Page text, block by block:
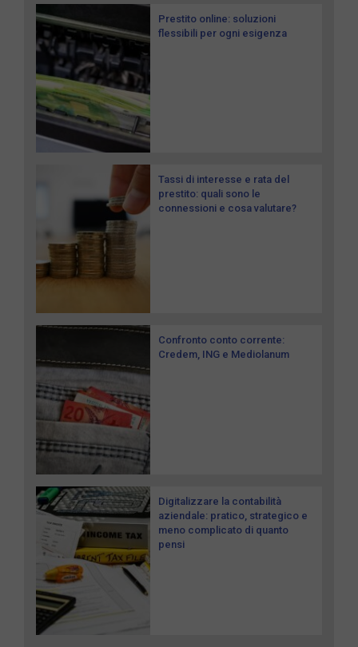
Prestito online: soluzioni
flessibili per ogni esigenza
Tassi di interesse e rata del
prestito: quali sono le
connessioni e cosa valutare?
Confronto conto corrente:
Credem, ING e Mediolanum
Digitalizzare la contabilità
aziendale: pratico, strategico e
meno complicato di quanto
pensi